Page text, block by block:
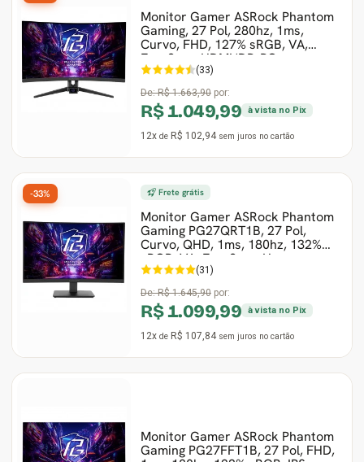
Monitor Gamer ASRock Phantom
Gaming, 27 Pol, 280hz, 1ms,
Curvo, FHD, 127% sRGB, VA,
FreeSync, HDMI/DP, PG
(33)
De:R$ 1.663,90 por:
R$ 1.049,99 à vista no Pix
12x de R$ 102,94sem juros no cartão
Frete grátis
Monitor Gamer ASRock Phantom
Gaming PG27QRT1B, 27 Pol,
Curvo, QHD, 1ms, 180hz, 132%
sRGB, VA, FreeSync, H
(31)
De:R$ 1.645,90 por:
R$ 1.099,99 à vista no Pix
12x de R$ 107,84sem juros no cartão
-33%
Monitor Gamer ASRock Phantom
Gaming PG27FFT1B, 27 Pol, FHD,